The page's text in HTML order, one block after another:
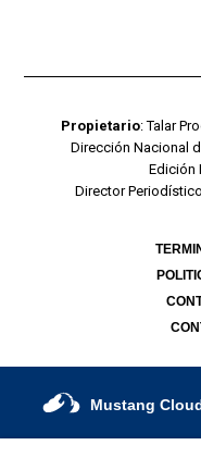
Propietario: Talar
Dirección Nacional
Edición
Director
Mustang